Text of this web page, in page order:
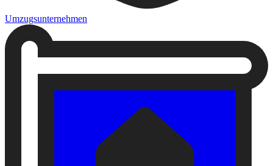
Umzugsunternehmen